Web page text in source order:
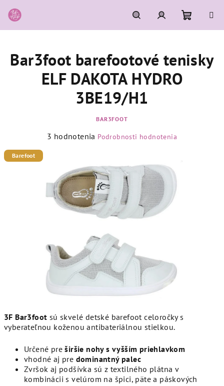
na
obsah
HľadaťPrihlásenie
košík
3F Bar3foot sú skvelé detské barefoot celoročky s
vyberateľnou koženou antibateriálnou stielkou.
Určené preširšie nohy s vyšším priehlavkom
vhodné aj pre dominantný palec
Zvršok aj podšívka sú z textilného plátna v
kombinácii s velúrom na špici, päte a páskových
Bar3foot barefootové tenisky
ELF DAKOTA HYDRO
3BE19/H1
BAR3FOOT
Priemerné
5,0
z
5
hviezdičiek.
3 hodnotenia Podrobnosti hodnotenia
Barefoot